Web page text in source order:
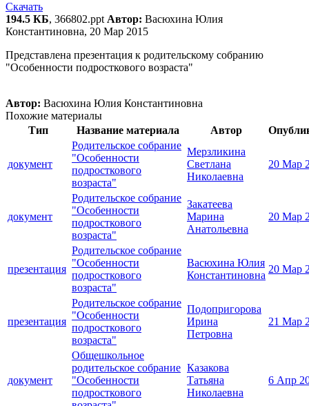
Скачать
194.5 КБ, 366802.ppt Автор: Васюхина Юлия
Константиновна, 20 Мар 2015
Представлена презентация к родительскому собранию
"Особенности подросткового возраста"
Автор: Васюхина Юлия Константиновна
Похожие материалы
Тип
Название материала Автор
документ
Родительское собрание
"Особенности
подросткового
возраста"
Мерзликина
Светлана
Николаевна
20 Мар
документ
Родительское собрание
"Особенности
подросткового
возраста"
Закатеева
Марина
Анатольевна
20 Мар
презентация
Родительское собрание
"Особенности
подросткового
возраста"
Васюхина Юлия
Константиновна
20 Мар
презентация
Родительское собрание
"Особенности
подросткового
возраста"
Подопригорова
Ирина
Петровна
21 Мар
документ
Общешкольное
родительское собрание
"Особенности
подросткового
Казакова
Татьяна
Николаевна
6 Апр